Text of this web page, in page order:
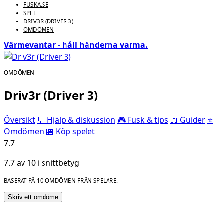
FUSKA.SE
SPEL
DRIV3R (DRIVER 3)
OMDÖMEN
Värmevantar - håll händerna varma.
OMDÖMEN
Driv3r (Driver 3)
Översikt 💬 Hjälp & diskussion 🎮 Fusk & tips 📖 Guider ⭐
Omdömen 🏪 Köp spelet
7.7
7.7 av 10 i snittbetyg
BASERAT PÅ 10 OMDÖMEN FRÅN SPELARE.
Skriv ett omdöme